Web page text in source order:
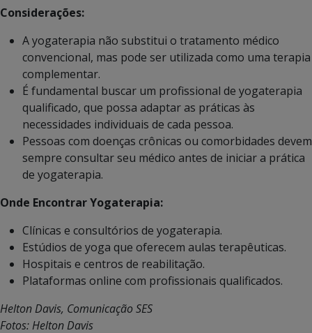
Considerações:
A yogaterapia não substitui o tratamento médico
convencional, mas pode ser utilizada como uma terapia
complementar.
É fundamental buscar um profissional de yogaterapia
qualificado, que possa adaptar as práticas às
necessidades individuais de cada pessoa.
Pessoas com doenças crônicas ou comorbidades devem
sempre consultar seu médico antes de iniciar a prática
de yogaterapia.
Onde Encontrar Yogaterapia:
Clínicas e consultórios de yogaterapia.
Estúdios de yoga que oferecem aulas terapêuticas.
Hospitais e centros de reabilitação.
Plataformas online com profissionais qualificados.
Helton Davis, Comunicação SES
Fotos: Helton Davis